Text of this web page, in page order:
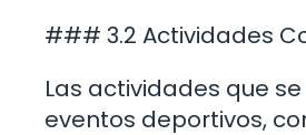
### 3.2 Actividades
Las actividades que
eventos deportivos,